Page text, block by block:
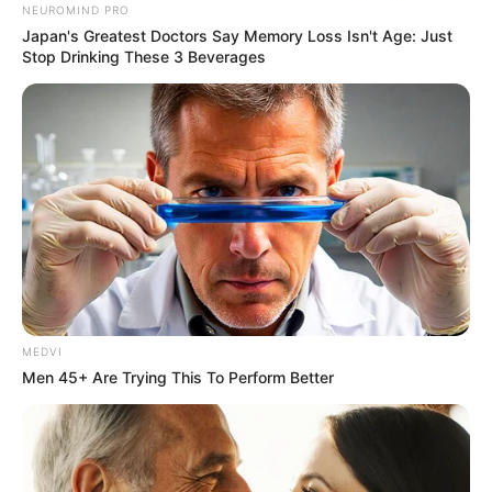
Τι καιρό θα κάνει τον Δεκαπενταύγουστο
2026;
Ακολουθήστε το evianews.com στο
News
ΤΑ ΠΙΟ ΔΗΜΟΦΙΛΗ
NEUROMIND PRO
Japan's Greatest Doctors Say Memory Loss Isn't Age: Just
Stop Drinking These 3 Beverages
MEDVI
Men 45+ Are Trying This To Perform Better